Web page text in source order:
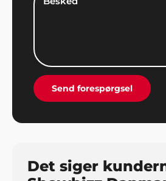
Send forespørgsel
Det siger
arrangerede alt fra mad til
alletiders fine hjælp fra
leverede både forlystelse og
det - vi havde en super god fest".